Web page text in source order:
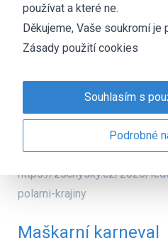
Lyžařský kurz
https://zschysky.cz/2026/
https://zschysky.cz/2026/
Leden ve školní
polární krajiny
https://zschysky.cz/2026/
polarni-krajiny
Maškarní karneval
používat a které ne.
Děkujeme, Vaše soukromí je
Zásady použití cookies
Souhlasím s
Podrobné